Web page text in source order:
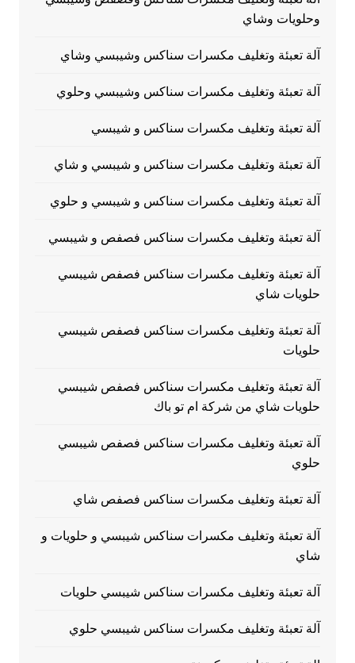
وحلويات وشاي
آلة تعبئة وتغليف مكسرات سناكس وشيبسي وشاي
آلة تعبئة وتغليف مكسرات سناكس وشيبسي وحلوي
آلة تعبئة وتغليف مكسرات سناكس و شيبسي
آلة تعبئة وتغليف مكسرات سناكس و شيبسي و شاي
آلة تعبئة وتغليف مكسرات سناكس و شيبسي و حلوي
آلة تعبئة وتغليف مكسرات سناكس فصفص و شيبسي
آلة تعبئة وتغليف مكسرات سناكس فصفص شيبسي
حلويات شاي
آلة تعبئة وتغليف مكسرات سناكس فصفص شيبسي
حلويات
آلة تعبئة وتغليف مكسرات سناكس فصفص شيبسي
حلويات شاي من شركة ام تو باك
آلة تعبئة وتغليف مكسرات سناكس فصفص شيبسي
حلوي
آلة تعبئة وتغليف مكسرات سناكس فصفص شاي
آلة تعبئة وتغليف مكسرات سناكس شيبسي و حلويات و
شاي
آلة تعبئة وتغليف مكسرات سناكس شيبسي حلويات
آلة تعبئة وتغليف مكسرات سناكس شيبسي حلوي